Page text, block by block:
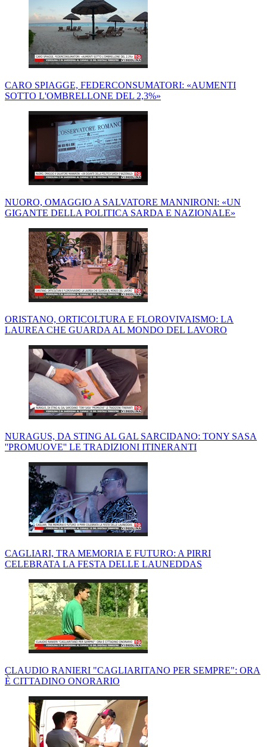
CARO SPIAGGE, FEDERCONSUMATORI: «AUMENTI
SOTTO L'OMBRELLONE DEL 2,3%»
NUORO, OMAGGIO A SALVATORE MANNIRONI: «UN
GIGANTE DELLA POLITICA SARDA E NAZIONALE»
ORISTANO, ORTICOLTURA E FLOROVIVAISMO: LA
LAUREA CHE GUARDA AL MONDO DEL LAVORO
NURAGUS, DA STING AL GAL SARCIDANO: TONY SASA
''PROMUOVE'' LE TRADIZIONI ITINERANTI
CAGLIARI, TRA MEMORIA E FUTURO: A PIRRI
CELEBRATA LA FESTA DELLE LAUNEDDAS
CLAUDIO RANIERI "CAGLIARITANO PER SEMPRE": ORA
È CITTADINO ONORARIO